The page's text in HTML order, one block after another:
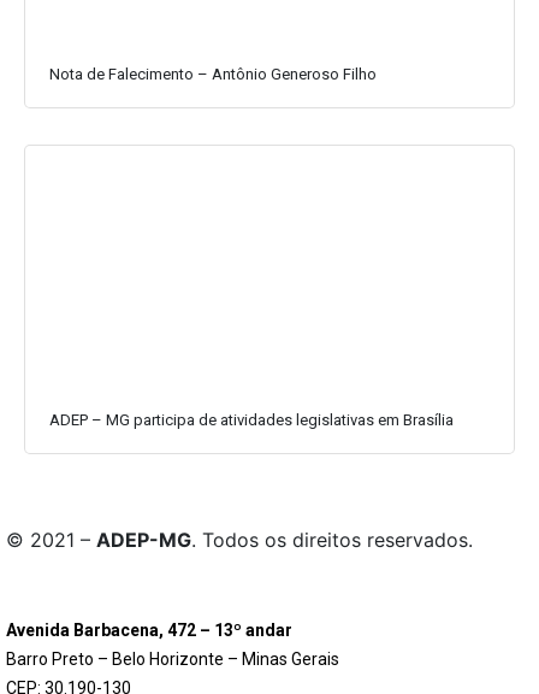
Nota de Falecimento – Antônio Generoso Filho
ADEP – MG participa de atividades legislativas em Brasília
© 2021 – ADEP-MG. Todos os direitos reservados.
Avenida Barbacena, 472 – 13º andar
Barro Preto – Belo Horizonte – Minas Gerais
CEP: 30.190-130